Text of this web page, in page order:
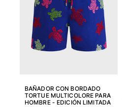
BAÑADOR CON BORDADO
TORTUE MULTICOLORE PARA
HOMBRE - EDICIÓN LIMITADA